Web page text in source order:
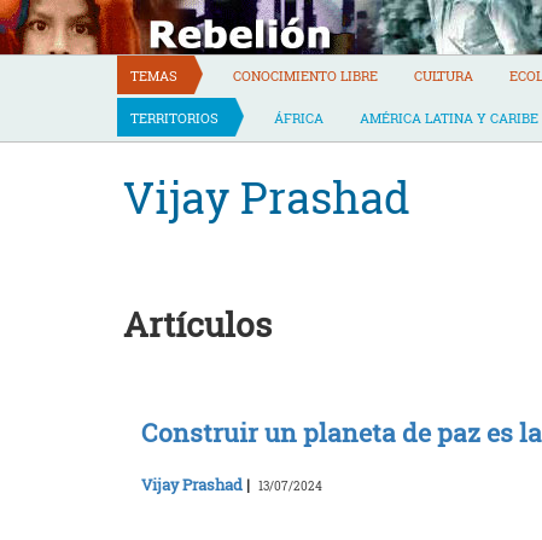
Skip
to
content
TEMAS CONOCIMIENTO LIBRE CULTURA
TERRITORIOS ÁFRICA AMÉRICA LATINA Y CARIBE
Vijay Prashad
Artículos
Construir un planeta de paz es
Vijay Prashad | 13/07/2024